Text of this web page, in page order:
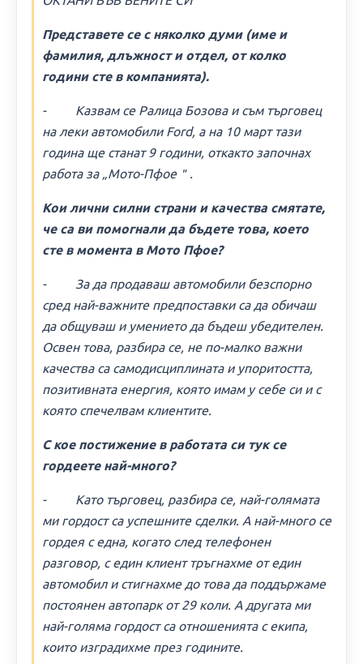
Представете се с няколко думи (име и
фамилия, длъжност и отдел, от колко
години сте в компанията).
- Казвам се Ралица Бозова и съм търговец
на леки автомобили Ford, а на 10 март тази
година ще станат 9 години, откакто започнах
работа за „Мото-Пфое＂.
Кои лични силни страни и качества смятате,
че са ви помогнали да бъдете това, което
сте в момента в Мото Пфое?
- За да продаваш автомобили безспорно
сред най-важните предпоставки са да обичаш
да общуваш и умението да бъдеш убедителен.
Освен това, разбира се, не по-малко важни
качества са самодисциплината и упоритостта,
позитивната енергия, която имам у себе си и с
която спечелвам клиентите.
С кое постижение в работата си тук се
гордеете най-много?
- Като търговец, разбира се, най-голямата
ми гордост са успешните сделки. А най-много се
гордея с една, когато след телефонен
разговор, с един клиент тръгнахме от един
автомобил и стигнахме до това да поддържаме
постоянен автопарк от 29 коли. А другата ми
най-голяма гордост са отношенията с екипа,
които изградихме през годините.